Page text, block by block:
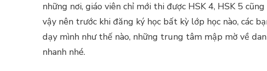
những nơi, giáo viên chỉ mới thi được HSK 4, HSK 5
vậy nên trước khi đăng ký học bất kỳ lớp học nào, các
dạy mình như thế nào, những trung tâm mập mờ về
nhanh nhé.